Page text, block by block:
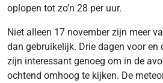
oplopen tot zo’n 28 per uur.
Niet alleen 17 november zijn meer
dan gebruikelijk. Drie dagen voor en
zijn interessant genoeg om in de
ochtend omhoog te kijken. De